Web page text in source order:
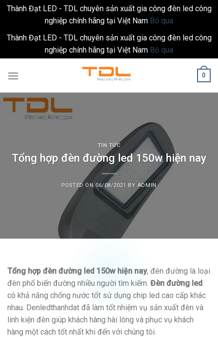
Thành Đạt LED - TDL chuyên sản xuất gia công đèn led công
nghiệp chính hãng tại Việt Nam Bỏ qua
Thành Đạt LED - TDL chuyên sản xuất gia công đèn led công
nghiệp chính hãng tại Việt Nam Bỏ qua
0
TIN TỨC
Tổng hợp đèn đường led 150w hiện nay
POSTED ON 06/08/2021 BY ADMIN
Tổng hợp đèn đường led 150w hiện nay, đèn đường là loại
đèn phổ biến đường nhiều người tìm kiếm. Đèn đường led
có khả năng chống nước tốt sử dụng chip led cao cấp khác
nhau. Denledthanhdat đã làm tốt nhiệm vụ sản xuất đèn và
linh kiện đèn giúp khách hàng hài lòng và phục vụ khách
hàng một cách tốt nhất khi đến với chúng tôi.